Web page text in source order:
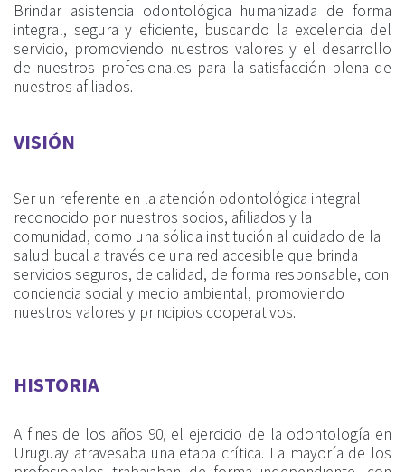
Brindar asistencia odontológica humanizada de forma
integral, segura y eficiente, buscando la excelencia del
servicio, promoviendo nuestros valores y el desarrollo
de nuestros profesionales para la satisfacción plena de
nuestros afiliados.
VISIÓN
Ser un referente en la atención odontológica integral
reconocido por nuestros socios, afiliados y la
comunidad, como una sólida institución al cuidado de la
salud bucal a través de una red accesible que brinda
servicios seguros, de calidad, de forma responsable, con
conciencia social y medio ambiental, promoviendo
nuestros valores y principios cooperativos.
HISTORIA
A fines de los años 90, el ejercicio de la odontología en
Uruguay atravesaba una etapa crítica. La mayoría de los